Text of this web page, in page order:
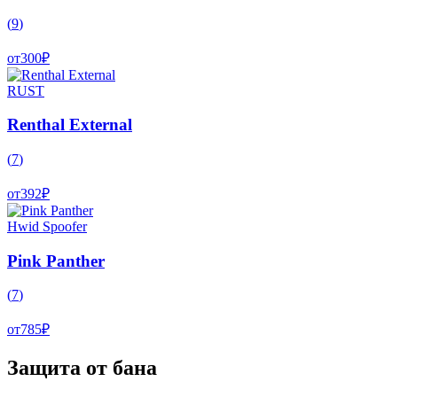
(9)
от300₽
RUST
Renthal External
(7)
от392₽
Hwid Spoofer
Pink Panther
(7)
от785₽
Защита от бана